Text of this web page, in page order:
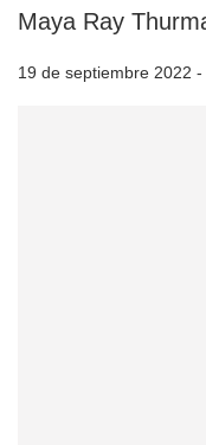
Maya Ray
19 de septiembre 2022